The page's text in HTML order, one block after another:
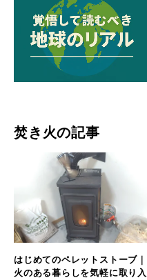
焚き火の記事
はじめてのペレットストーブ｜
火のある暮らしを気軽に取り入